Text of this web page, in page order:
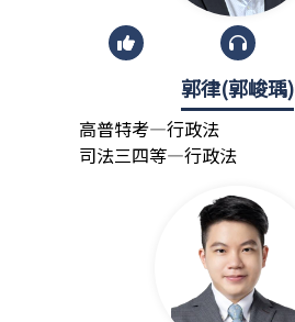
郭律(郭峻瑀)
高普特考—行政法
司法三四等—行政法